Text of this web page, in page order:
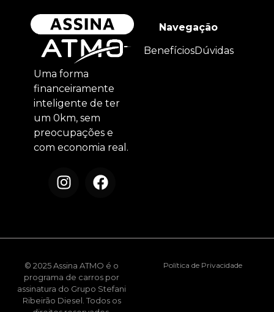
Uma forma
financeiramente
inteligente de ter
um 0km, sem
preocupações e
com economia real.
Navegação
BenefíciosDúvidas
© 2025 Assina ATMO é o
programa de carros por
assinatura do Grupo Stefani
Ribeirão Diesel. Todos os
Política de Privacidade